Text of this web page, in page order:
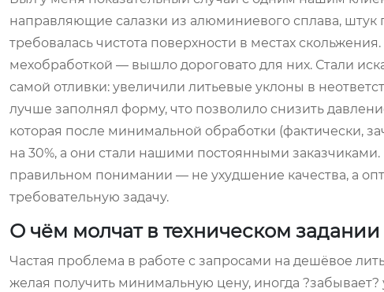
направляющие салазки из алюминиевого сплава,
требовалась чистота поверхности в местах
мехобработкой — вышло дороговато для них. Стали
самой отливки: увеличили литьевые уклоны в
лучше заполнял форму, что позволило снизить
которая после минимальной обработки (фактически,
на 30%, а они стали нашими постоянными
правильном понимании — не ухудшение качества, а
требовательную задачу.
О чём молчат в техническом задании
Частая проблема в работе с запросами на дешёвое
желая получить минимальную цену, иногда ?забывает?